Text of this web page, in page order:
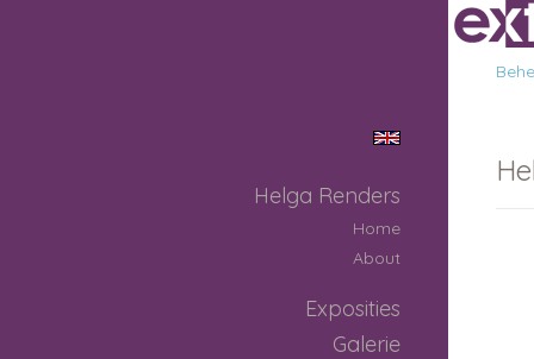
Helga Renders
Home
About
Exposities
Galerie